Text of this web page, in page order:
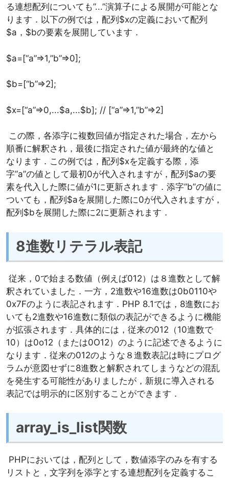
る連想配列についても”...”演算子による展開が可能とな
ります．以下の例では，配列$xの定義において配列
$a，$bの要素を展開しています．
$a=[“a”=>1,”b”=>0];
$b=[“b”=>2];
$x=[“a”=>0,...$a,...$b]; // [“a”=>1,”b”=>2]
この際，各添字に複数回値が指定された場合，左から
順番に解釈され，最後に指定された値が最終的な値と
なります．この例では，配列$xを定義する際，添
字”a”の値として最初0が代入されますが，配列$aの要
素を代入した際に値が1に更新されます．添字”b”の値に
ついても，配列$aを展開した際に0が代入されますが，
配列$bを展開した際に2に更新されます．
8進数リテラル表記
従来，0で始まる数値（例えば012）は８進数として解
釈されていました．一方，2進数や16進数は0b0110や
0x7Fのように表記されます．PHP 8.1では，8進数にお
いても2進数や16進数に類似の表記ができるように機能
が拡張されます．具体的には，従来の012（10進数で
10）は0o12（または0O12）のように記述できるように
なります．従来の012のような８進数表記は時にプログ
ラムが意図せずに8進数と解釈されてしまうなどの混乱
を発生する可能性がありましたが，新規に導入される
表記では明示的に区別することができます．
array_is_list関数
PHPにおいては，配列として，数値添字のみを有する
リストと，文字列を添字とする連想配列を定義するこ